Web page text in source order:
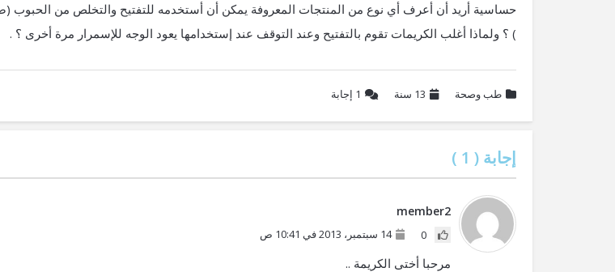
حساسية أريد أن أعرف أي نوع من المنتجات المعروفة يمكن أن أستخدمه للتفتيح والتخلص من الحبوب
) ؟ ولماذا أغلب الكريمات تقوم بالتفتيح وعند التوقف عند إستخدامها يعود الوجه للإسمرار مرة أخرى ؟ .
طب وصحة 13 سنة 1 إجابة
إجابة ( 1
)
member2
0 14 سبتمبر، 2013 في 10:41 ص
مرحبا أختى الكريمة ..